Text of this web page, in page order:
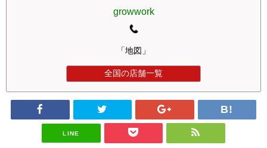
growwork
「地図」
全国の店舗一覧
LINE